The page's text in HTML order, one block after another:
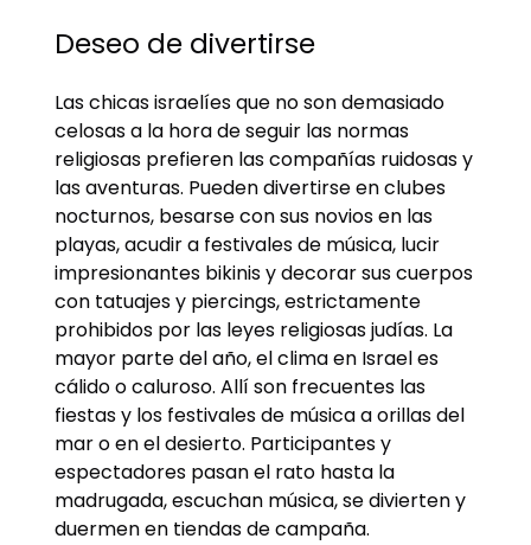
Deseo de divertirse
Las chicas israelíes que no son demasiado
celosas a la hora de seguir las normas
religiosas prefieren las compañías ruidosas y
las aventuras. Pueden divertirse en clubes
nocturnos, besarse con sus novios en las
playas, acudir a festivales de música, lucir
impresionantes bikinis y decorar sus cuerpos
con tatuajes y piercings, estrictamente
prohibidos por las leyes religiosas judías. La
mayor parte del año, el clima en Israel es
cálido o caluroso. Allí son frecuentes las
fiestas y los festivales de música a orillas del
mar o en el desierto. Participantes y
espectadores pasan el rato hasta la
madrugada, escuchan música, se divierten y
duermen en tiendas de campaña.